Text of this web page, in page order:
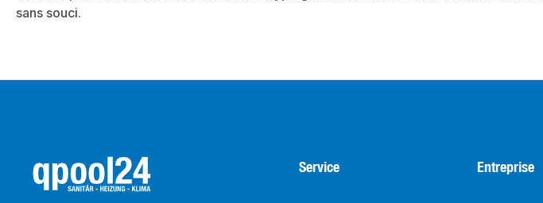
sans souci.
Service Entreprise